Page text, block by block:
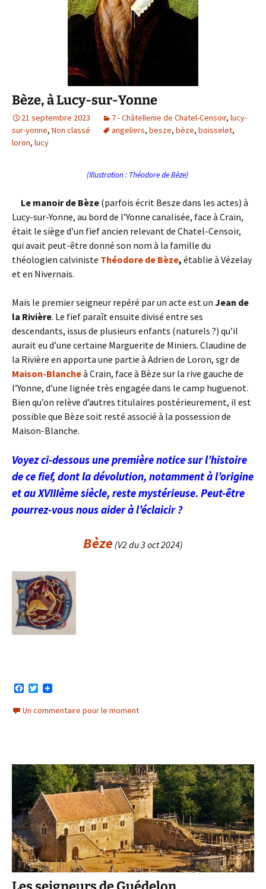
Bèze, à Lucy-sur-Yonne
21 septembre 2023 7 - Châtellenie de Chatel-Censoir, lucy-
sur-yonne, Non classé angeliers, besze, bèze, boisselet,
loron, lucy
(Illustration : Théodore de Bèze)
Le manoir de Bèze (parfois écrit Besze dans les actes) à
Lucy-sur-Yonne, au bord de l’Yonne canalisée, face à Crain,
était le siège d’un fief ancien relevant de Chatel-Censoir,
qui avait peut-être donné son nom à la famille du
théologien calviniste Théodore de Bèze, établie à Vézelay
et en Nivernais.
Mais le premier seigneur repéré par un acte est un Jean de
la Rivière. Le fief paraît ensuite divisé entre ses
descendants, issus de plusieurs enfants (naturels ?) qu’il
aurait eu d’une certaine Marguerite de Miniers. Claudine de
la Rivière en apporta une partie à Adrien de Loron, sgr de
Maison-Blancheà Crain, face à Bèze sur la rive gauche de
l’Yonne, d’une lignée très engagée dans le camp huguenot.
Bien qu’on relève d’autres titulaires postérieurement, il est
possible que Bèze soit resté associé à la possession de
Maison-Blanche.
Voyez ci-dessous une première notice sur l’histoire
de ce fief, dont la dévolution, notamment à l’origine
et au XVIIIème siècle, reste mystérieuse. Peut-être
pourrez-vous nous aider à l’éclaicir ?
Bèze (V2 du 3 oct 2024)
c
e
T
i
t
Un commentaire pour le moment